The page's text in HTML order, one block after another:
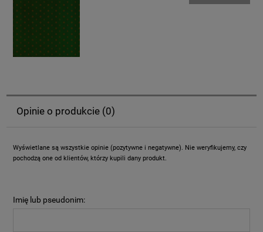
Opinie o produkcie (0)
Wyświetlane są wszystkie opinie (pozytywne i negatywne). Nie weryfikujemy, czy
pochodzą one od klientów, którzy kupili dany produkt.
Imię lub pseudonim: